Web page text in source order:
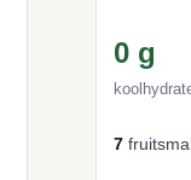
0 g
7